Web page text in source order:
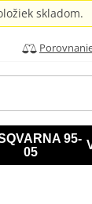
skladom.
95-
05